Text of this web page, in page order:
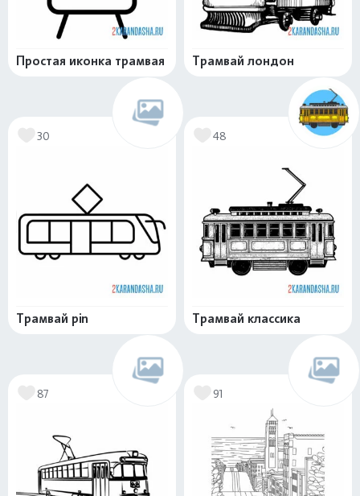
Простая иконка трамвая Трамвай лондон
30
Трамвай pin
48
Трамвай классика
87 91